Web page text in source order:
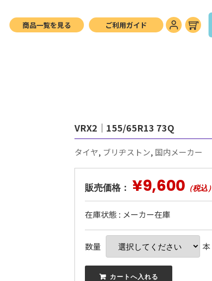
商品一覧を見る ご利用ガイド
VRX2｜155/65R13 73Q
タイヤ, ブリヂストン, 国内メーカー
販売価格： ¥9,600 （税込）
在庫状態 : メーカー在庫
数量 本
 カートへ入れる